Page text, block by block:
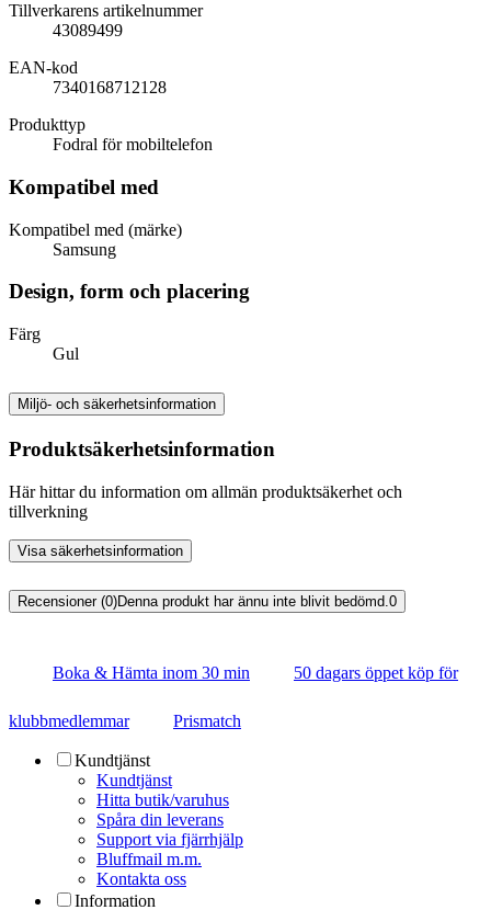
Tillverkarens artikelnummer
43089499
EAN-kod
7340168712128
Produkttyp
Fodral för mobiltelefon
Kompatibel med
Kompatibel med (märke)
Samsung
Design, form och placering
Färg
Gul
Miljö- och säkerhetsinformation
Produktsäkerhetsinformation
Här hittar du information om allmän produktsäkerhet och
tillverkning
Visa säkerhetsinformation
Recensioner (0)Denna produkt har ännu inte blivit bedömd.0
Boka & Hämta inom 30 min 50 dagars öppet köp för
klubbmedlemmar Prismatch
Kundtjänst
Kundtjänst
Hitta butik/varuhus
Spåra din leverans
Support via fjärrhjälp
Bluffmail m.m.
Kontakta oss
Information